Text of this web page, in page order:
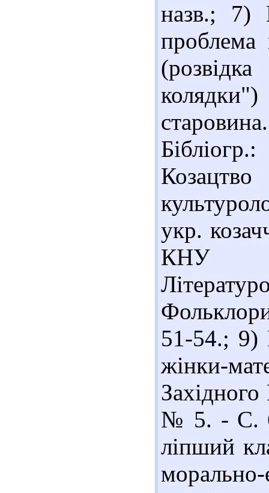
назв.; 7)
проблема
укр.
КНУ
51-54.; 9)
жінки-
№ 5. - С.
ліпший